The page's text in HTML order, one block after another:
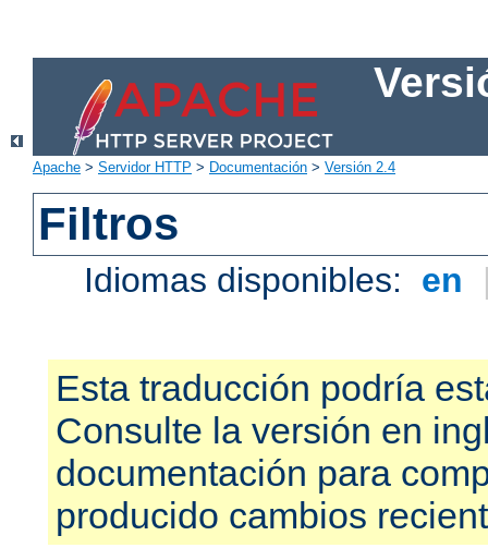
Apache > Servidor HTTP > Documentación > Versión 2.4
Filtros
Idiomas disponibles: en
Esta traducción podría
Consulte la versión en
documentación para
producido cambios